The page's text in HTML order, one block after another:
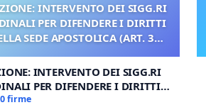
INTERVENTO DEI SIGG.RI
PER DIFENDERE I DIRITTI
SEDE APOSTOLICA (ART. 3
INTERVENTO DEI SIGG.RI
PER DIFENDERE I DIRITTI
SEDE APOSTOLICA (ART. 3 UDG)
firme